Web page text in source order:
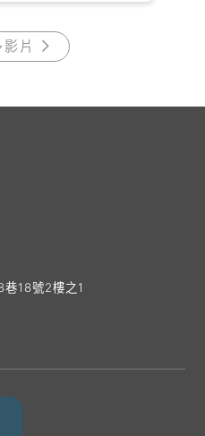
片
18號2樓之1